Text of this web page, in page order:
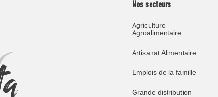
Nos secteurs
Agriculture
Agroalimentaire
Artisanat Alimentaire
Emplois de la famille
Grande distribution